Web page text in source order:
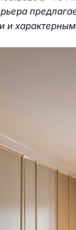
и